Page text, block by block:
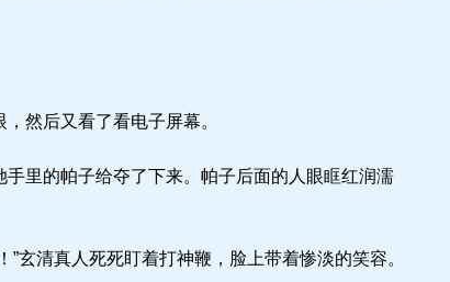
然后又看了看电子屏幕。
里的帕子给夺了下来。帕子后面的人眼眶红润濡
玄清真人死死盯着打神鞭，脸上带着惨淡的笑容。